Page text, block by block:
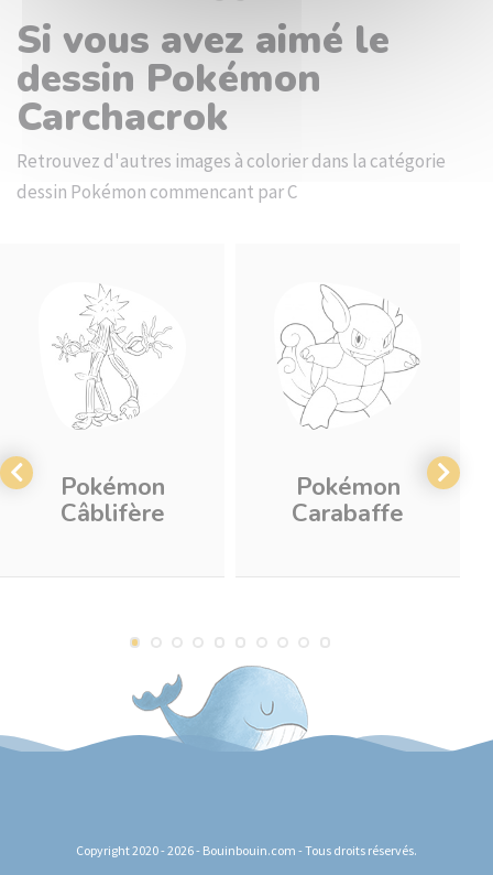
Si vous avez aimé le
dessin Pokémon
Carchacrok
Retrouvez d'autres images à colorier dans la catégorie
dessin Pokémon commencant par C
Pokémon
Câblifère
Pokémon
Carabaffe
Copyright 2020 - 2026 - Bouinbouin.com - Tous droits réservés.